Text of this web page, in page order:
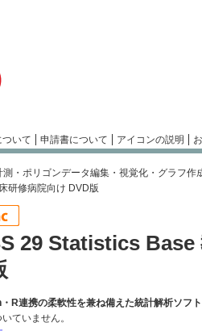
いて 申請書について アイコンの説明
測・ポリゴンデータ編集・視覚化・グラフ作
研修病院向け DVD版
29 Statistics Base
R連携の柔軟性を兼ね備えた統計解析ソフト
ていません。